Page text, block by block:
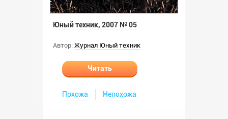
Юный техник, 2007 № 05
Автор: Журнал Юный техник
Читать
Похожа Непохожа